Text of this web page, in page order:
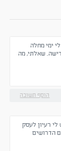
ימי מחלה
שאלתי, מה
הוסף תשובה
רעיון לעסק
הדרושים
ובנוסף רווח